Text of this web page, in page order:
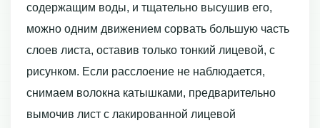
содержащим воды, и тщательно высушив его,
можно одним движением сорвать большую часть
слоев листа, оставив только тонкий лицевой, с
рисунком. Если расслоение не наблюдается,
снимаем волокна катышками, предварительно
вымочив лист с лакированной лицевой